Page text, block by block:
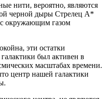
нити, вероятно, являются
черной дыры Стрелец A*
окружающим газом
эти остатки
был активен в
масштабах времени.
центр нашей галактики